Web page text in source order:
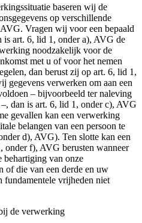
baseren wij de
op verschillende
Vragen wij voor een bepaald
is art. 6, lid 1, onder a), AVG de
noodzakelijk voor de
met u of voor het nemen
dan berust zij op art. 6, lid 1,
gegevens verwerken om aan een
– bijvoorbeeld ter naleving
dan is art. 6, lid 1, onder c), AVG
gevallen kan een verwerking
belangen van een persoon te
d), AVG). Ten slotte kan een
onder f), AVG berusten wanneer
van onze
of die van een derde en uw
fundamentele vrijheden niet
de verwerking